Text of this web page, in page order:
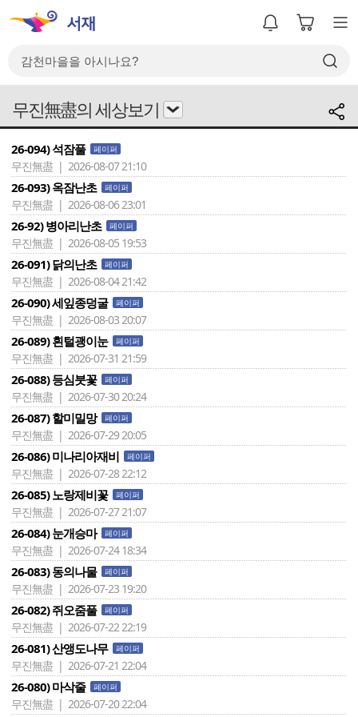
무진無盡의 세상보기
26-094) 석잠풀 페이퍼
무진無盡 | 2026-08-07 21:10
26-093) 옥잠난초 페이퍼
무진無盡 | 2026-08-06 23:01
26-92) 병아리난초 페이퍼
무진無盡 | 2026-08-05 19:53
26-091) 닭의난초 페이퍼
무진無盡 | 2026-08-04 21:42
26-090) 세잎종덩굴 페이퍼
무진無盡 | 2026-08-03 20:07
26-089) 흰털괭이눈 페이퍼
무진無盡 | 2026-07-31 21:59
26-088) 등심붓꽃 페이퍼
무진無盡 | 2026-07-30 20:24
26-087) 할미밀망 페이퍼
무진無盡 | 2026-07-29 20:05
26-086) 미나리아재비 페이퍼
무진無盡 | 2026-07-28 22:12
26-085) 노랑제비꽃 페이퍼
무진無盡 | 2026-07-27 21:07
26-084) 눈개승마 페이퍼
무진無盡 | 2026-07-24 18:34
26-083) 동의나물 페이퍼
무진無盡 | 2026-07-23 19:20
26-082) 쥐오줌풀 페이퍼
무진無盡 | 2026-07-22 22:19
26-081) 산앵도나무 페이퍼
무진無盡 | 2026-07-21 22:04
26-080) 마삭줄 페이퍼
무진無盡 | 2026-07-20 22:04